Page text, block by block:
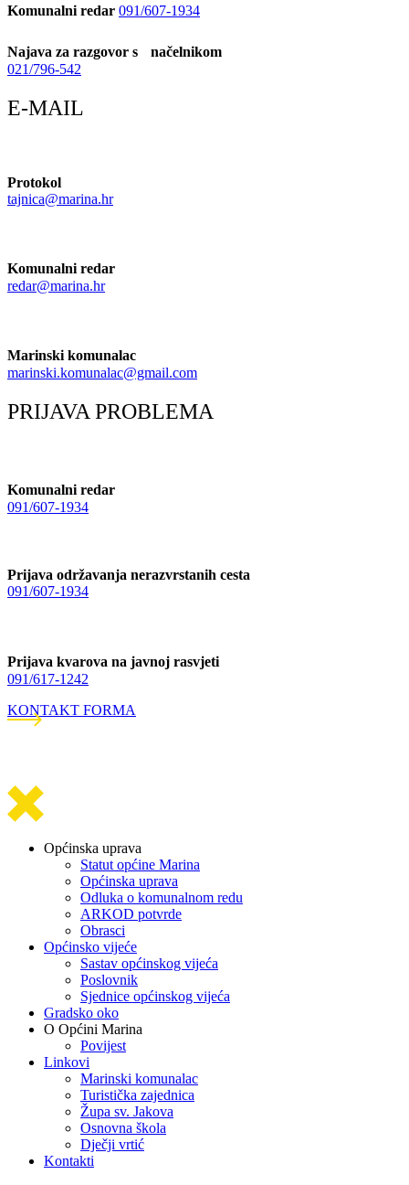
Komunalni redar 091/607-1934
Najava za razgovor s načelnikom
021/796-542
E-MAIL
Protokol
tajnica@marina.hr
Komunalni redar
redar@marina.hr
Marinski komunalac
marinski.komunalac@gmail.com
PRIJAVA PROBLEMA
Komunalni redar
091/607-1934
Prijava održavanja nerazvrstanih cesta
091/607-1934
Prijava kvarova na javnoj rasvjeti
091/617-1242
KONTAKT FORMA
Općinska uprava
Statut općine Marina
Općinska uprava
Odluka o komunalnom redu
ARKOD potvrde
Obrasci
Općinsko vijeće
Sastav općinskog vijeća
Poslovnik
Sjednice općinskog vijeća
Gradsko oko
O Općini Marina
Povijest
Linkovi
Marinski komunalac
Turistička zajednica
Župa sv. Jakova
Osnovna škola
Dječji vrtić
Kontakti